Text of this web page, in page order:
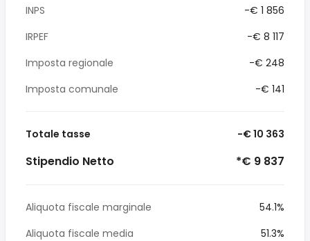
INPS
-€ 1 856
IRPEF
-€ 8 117
Imposta regionale
-€ 248
Imposta comunale
-€ 141
Totale tasse -€ 10 363
Stipendio Netto *€ 9 837
Aliquota fiscale marginale
54.1%
Aliquota fiscale media
51.3%